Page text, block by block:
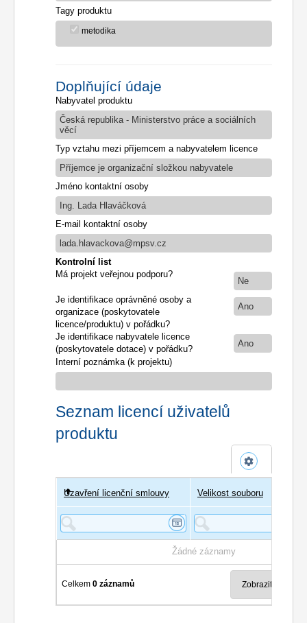
Tagy produktu
metodika
Doplňující údaje
Nabyvatel produktu
Česká republika - Ministerstvo práce a sociálních
věcí
Typ vztahu mezi příjemcem a nabyvatelem licence
Příjemce je organizační složkou nabyvatele
Jméno kontaktní osoby
Ing. Lada Hlaváčková
E-mail kontaktní osoby
lada.hlavackova@mpsv.cz
Kontrolní list
Má projekt veřejnou podporu?
Ne
Je identifikace oprávněné osoby a
organizace (poskytovatele
licence/produktu) v pořádku?
Ano
Je identifikace nabyvatele licence
(poskytovatele dotace) v pořádku?
Ano
Interní poznámka (k projektu)
Seznam licencí uživatelů
produktu
Uživatel
Uzavření licenční smlouvy Velikost souboru
Žádné záznamy
Celkem0 záznamů